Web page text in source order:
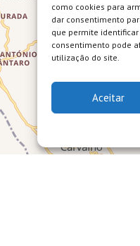
como cookies para
dar consentimento
que permite
consentimento pode
utilização do site.
Aceitar